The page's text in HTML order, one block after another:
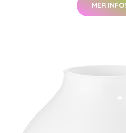
MER INFO!